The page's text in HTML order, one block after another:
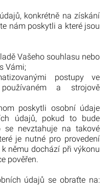
konkrétně na získání
nám poskytli a které jsou
Vašeho souhlasu nebo
Vámi;
postupy ve
používaném a strojově
poskytli osobní údaje
údajů, pokud to bude
se nevztahuje na takové
je nutné pro provedení
němu dochází při výkonu
pověřen.
údajů se obraťte na: